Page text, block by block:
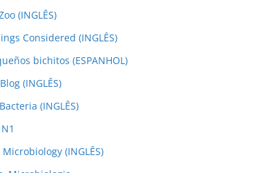
(INGLÊS)
Considered (INGLÊS)
bichitos (ESPANHOL)
(INGLÊS)
(INGLÊS)
Microbiology (INGLÊS)